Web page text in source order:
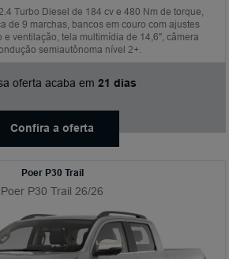
Turbo Diesel de 184 cv e 480 Nm de torque,
de 9 marchas, bancos em couro com ajustes
e ventilação, tela multimídia de 14,6", câmera
semiautônoma nível 2+.
oferta acaba em 21 dias
Confira a oferta
Poer P30 Trail
Poer P30 Trail 26/26